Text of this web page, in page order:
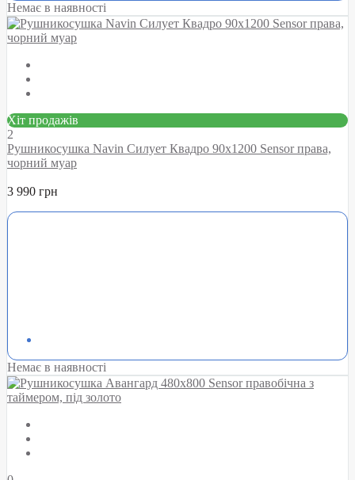
Немає в наявності
Хіт продажів
2
Рушникосушка Navin Силует Квадро 90х1200 Sensor права,
чорний муар
3 990 грн
Немає в наявності